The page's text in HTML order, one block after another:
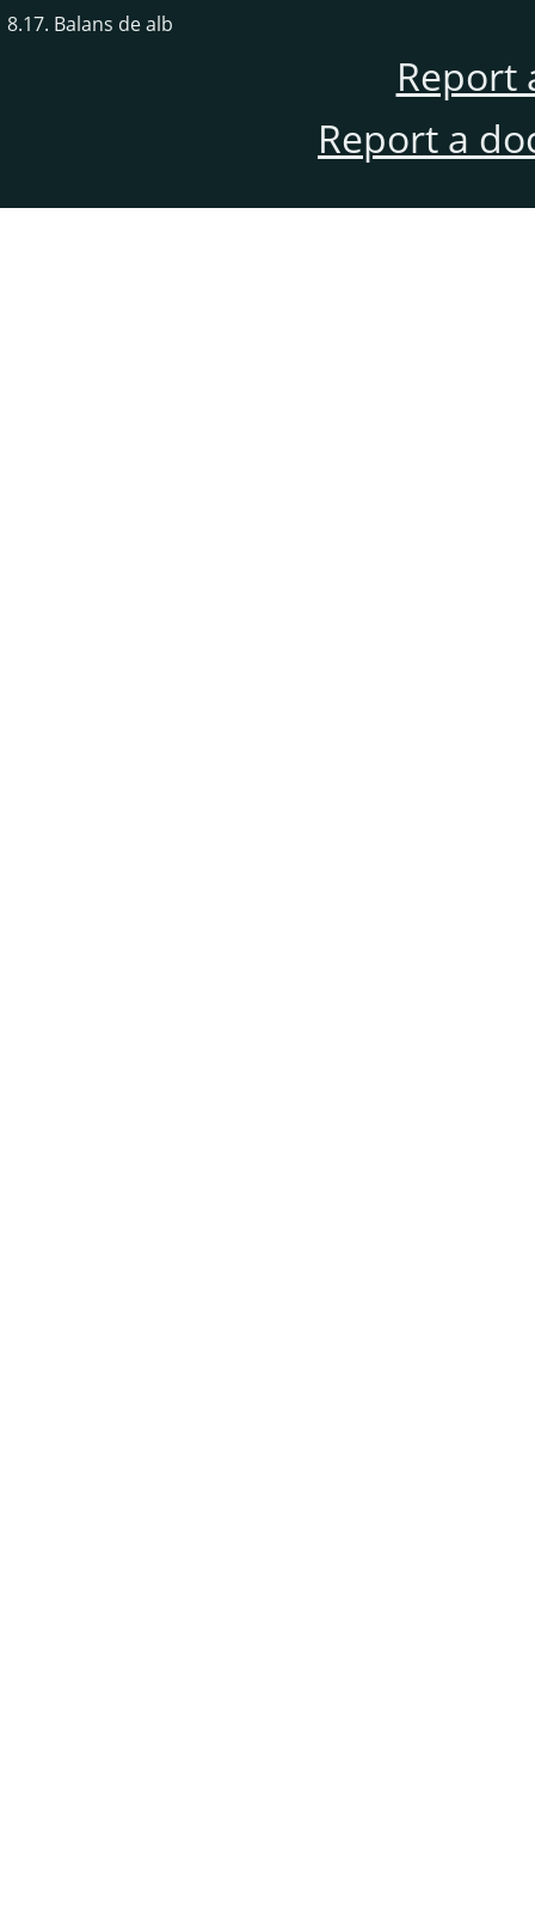
8.17. Balans de alb
Report
Report a